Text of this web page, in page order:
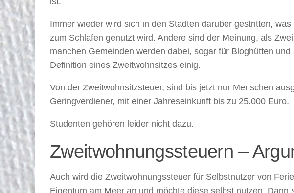
Immer wieder wird sich in den Städten darüber gestritten,
zum Schlafen genutzt wird. Andere sind der Meinung, als
manchen Gemeinden werden dabei, sogar für Bloghütten
Definition eines Zweitwohnsitzes einig.
Von der Zweitwohnsitzsteuer, sind bis jetzt nur Menschen
Geringverdiener, mit einer Jahreseinkunft bis zu 25.000 Euro.
Studenten gehören leider nicht dazu.
Zweitwohnungssteuern –
Auch wird die Zweitwohnungssteuer für Selbstnutzer von
Eigentum am Meer an und möchte diese selbst nutzen.